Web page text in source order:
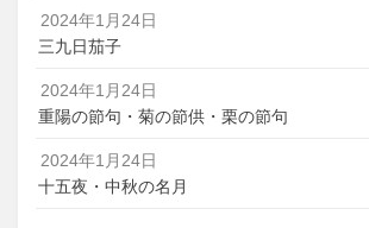
2024年1月24日
三九日茄子
2024年1月24日
重陽の節句・菊の節供・栗の節句
2024年1月24日
十五夜・中秋の名月